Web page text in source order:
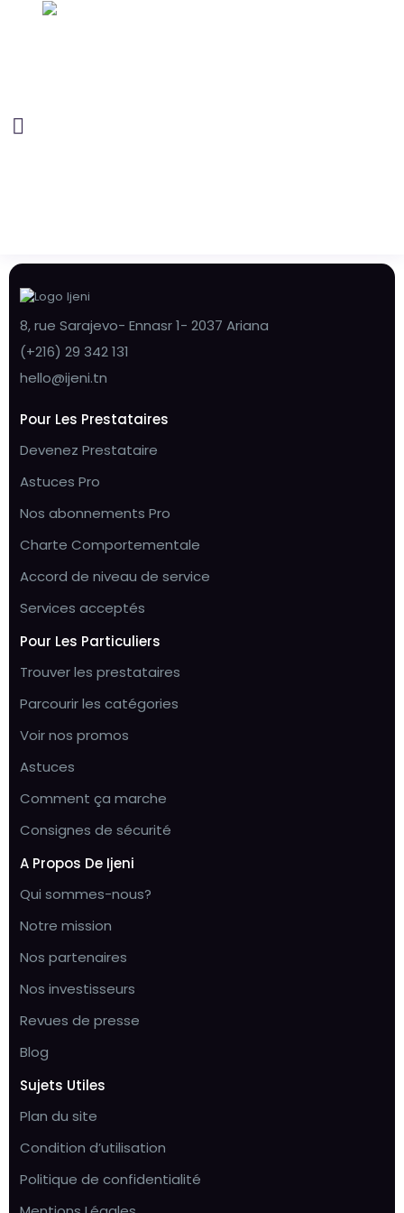
8, rue Sarajevo- Ennasr 1- 2037 Ariana
(+216) 29 342 131
hello@ijeni.tn
Pour Les Prestataires
Devenez Prestataire
Astuces Pro
Nos abonnements Pro
Charte Comportementale
Accord de niveau de service
Services acceptés
Pour Les Particuliers
Trouver les prestataires
Parcourir les catégories
Voir nos promos
Astuces
Comment ça marche
Consignes de sécurité
A Propos De Ijeni
Qui sommes-nous?
Notre mission
Nos partenaires
Nos investisseurs
Revues de presse
Blog
Sujets Utiles
Plan du site
Condition d’utilisation
Politique de confidentialité